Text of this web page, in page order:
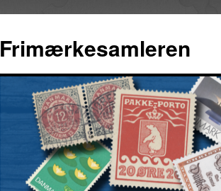
indhold
Frimærkesamleren